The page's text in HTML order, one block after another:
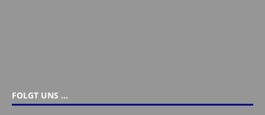
FOLGT UNS …